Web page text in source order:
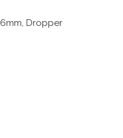
Dropper